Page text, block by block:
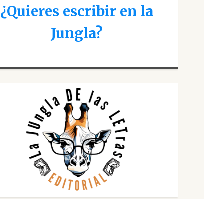
¿Quieres escribir en la
Jungla?